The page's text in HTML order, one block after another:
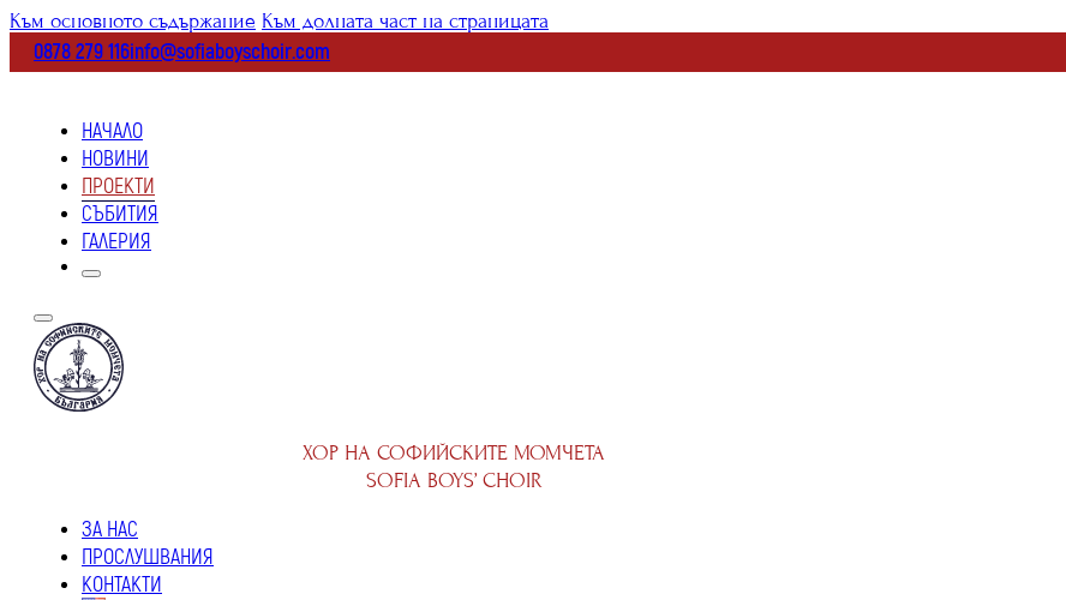
Към основното съдържание Към долната част на страницата
0878 279 116info@sofiaboyschoir.com
НАЧАЛО
НОВИНИ
ПРОЕКТИ
СЪБИТИЯ
ГАЛЕРИЯ
ХОР НА СОФИЙСКИТЕ МОМЧЕТА
SOFIA BOYS’ CHOIR
ЗА НАС
ПРОСЛУШВАНИЯ
КОНТАКТИ